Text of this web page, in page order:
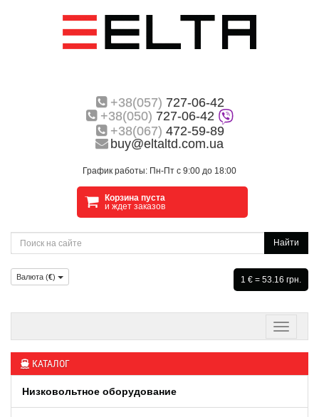
+38(057) 727-06-42
+38(050) 727-06-42
+38(067) 472-59-89
buy@eltaltd.com.ua
График работы: Пн-Пт с 9:00 до 18:00
Корзина пуста
и ждет заказов
Найти
Валюта (€) 1 € = 53.16 грн.
КАТАЛОГ
Низковольтное оборудование